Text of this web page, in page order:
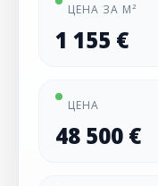
ЦЕНА ЗА М²
1 155 €
ЦЕНА
48 500 €